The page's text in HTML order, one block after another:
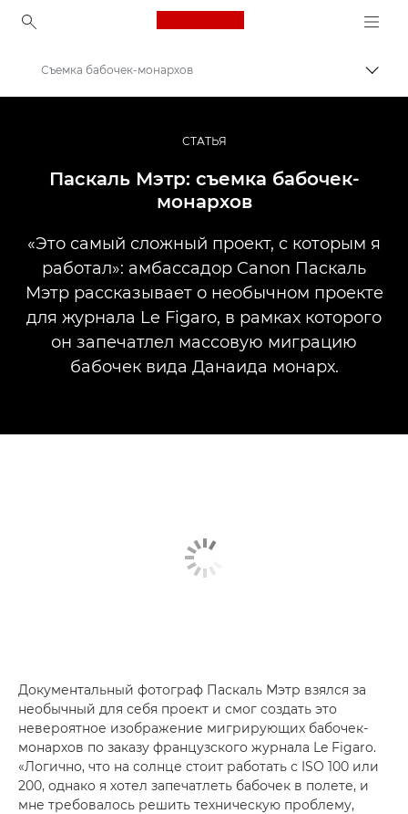
Canon Logo, back to
Профессиональная фото- и видеосъемка
Истории
Съемка бабочек-монархов
СТАТЬЯ
Паскаль Мэтр: съемка бабочек-
монархов
«Это самый сложный проект, с которым я
работал»: амбассадор Canon Паскаль
Мэтр рассказывает о необычном проекте
для журнала Le Figaro, в рамках которого
он запечатлел массовую миграцию
бабочек вида Данаида монарх.
Документальный фотограф Паскаль Мэтр взялся за
необычный для себя проект и смог создать это
невероятное изображение мигрирующих бабочек-
монархов по заказу французского журнала Le Figaro.
«Логично, что на солнце стоит работать с ISO 100 или
200, однако я хотел запечатлеть бабочек в полете, и
мне требовалось решить техническую проблему,